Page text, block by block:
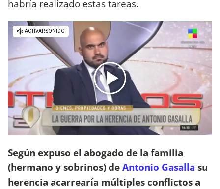
habría realizado estas tareas.
Según expuso el abogado de la familia
(hermano y sobrinos) deAntonio Gasalla su
herencia acarrearía múltiples conflictos a